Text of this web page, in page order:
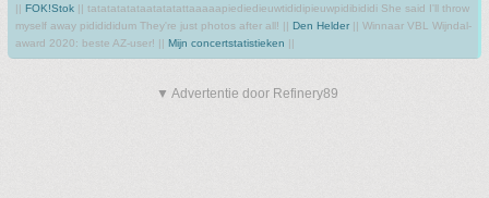
|| FOK!Stok || tatatatatataatatatattaaaaapiediedieuwtididipieuwpidibididi She said I'll throw
myself away pididididum They're just photos after all! || Den Helder || Winnaar VBL Wijndal-
award 2020: beste AZ-user! || Mijn concertstatistieken ||
▼ Advertentie door Refinery89